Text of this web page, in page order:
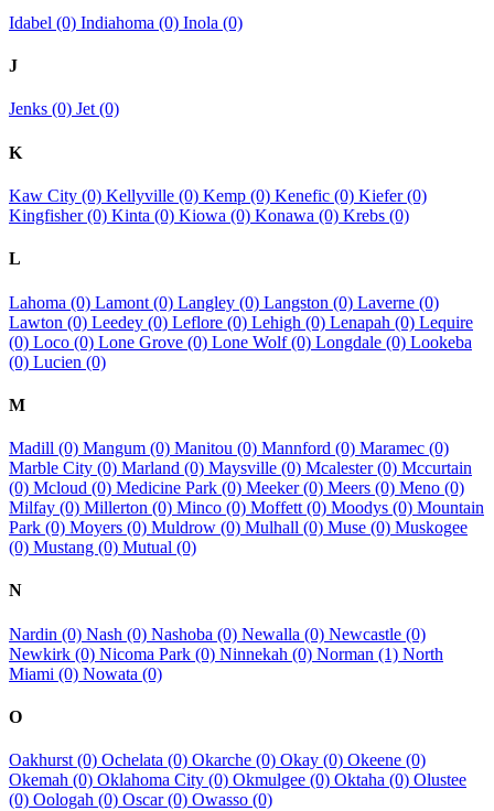
Idabel (0) Indiahoma (0) Inola (0)
J
Jenks (0) Jet (0)
K
Kaw City (0) Kellyville (0) Kemp (0) Kenefic (0) Kiefer (0)
Kingfisher (0) Kinta (0) Kiowa (0) Konawa (0) Krebs (0)
L
Lahoma (0) Lamont (0) Langley (0) Langston (0) Laverne (0)
Lawton (0) Leedey (0) Leflore (0) Lehigh (0) Lenapah (0) Lequire
(0) Loco (0) Lone Grove (0) Lone Wolf (0) Longdale (0) Lookeba
(0) Lucien (0)
M
Madill (0) Mangum (0) Manitou (0) Mannford (0) Maramec (0)
Marble City (0) Marland (0) Maysville (0) Mcalester (0) Mccurtain
(0) Mcloud (0) Medicine Park (0) Meeker (0) Meers (0) Meno (0)
Milfay (0) Millerton (0) Minco (0) Moffett (0) Moodys (0) Mountain
Park (0) Moyers (0) Muldrow (0) Mulhall (0) Muse (0) Muskogee
(0) Mustang (0) Mutual (0)
N
Nardin (0) Nash (0) Nashoba (0) Newalla (0) Newcastle (0)
Newkirk (0) Nicoma Park (0) Ninnekah (0) Norman (1) North
Miami (0) Nowata (0)
O
Oakhurst (0) Ochelata (0) Okarche (0) Okay (0) Okeene (0)
Okemah (0) Oklahoma City (0) Okmulgee (0) Oktaha (0) Olustee
(0) Oologah (0) Oscar (0) Owasso (0)